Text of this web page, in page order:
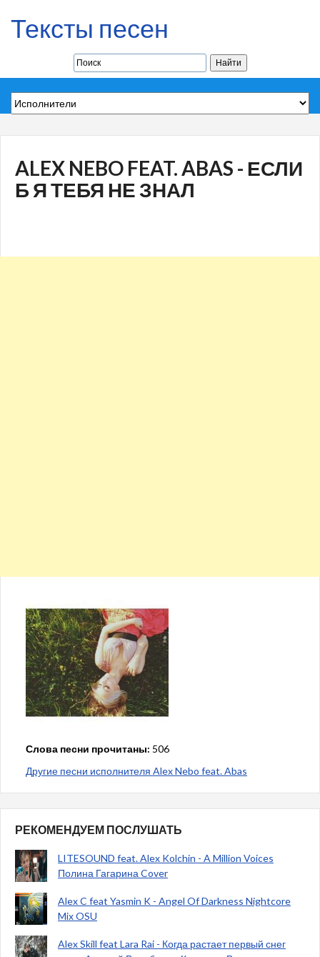
Тексты песен
ALEX NEBO FEAT. ABAS - ЕСЛИ
Б Я ТЕБЯ НЕ ЗНАЛ
Слова песни прочитаны: 506
Другие песни исполнителя Alex Nebo feat. Abas
РЕКОМЕНДУЕМ ПОСЛУШАТЬ
LITESOUND feat. Alex Kolchin - A Million Voices
Полина Гагарина Cover
Alex C feat Yasmin K - Angel Of Darkness Nightcore
Mix OSU
Alex Skill feat Lara Rai - Когда растает первый снег